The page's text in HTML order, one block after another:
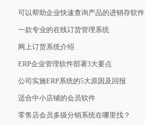
可以帮助企业快速查询产品的进销存软件
一款专业的在线订货管理系统
网上订货系统介绍
ERP企业管理软件部署3大要点
公司实施ERP系统的5大原因及回报
适合中小店铺的会员软件
零售店会员多级分销系统在哪里找？